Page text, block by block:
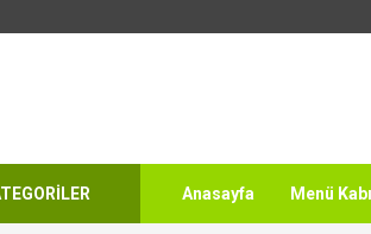
Anasayfa Menü Kabı